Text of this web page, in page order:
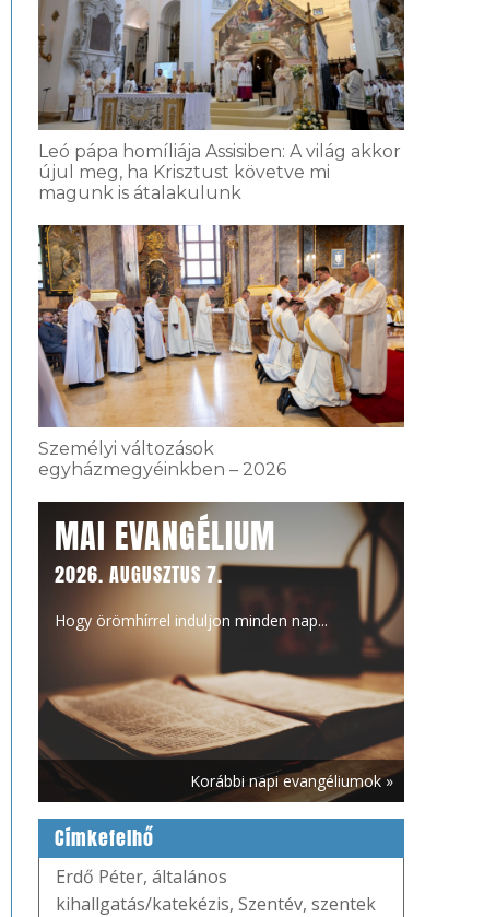
Leó pápa homíliája Assisiben: A világ akkor
újul meg, ha Krisztust követve mi
magunk is átalakulunk
Személyi változások
egyházmegyéinkben – 2026
MAI EVANGÉLIUM
2026. AUGUSZTUS 7.
Hogy örömhírrel induljon minden nap...
Korábbi napi evangéliumok »
Címkefelhő
Erdő Péter, általános
kihallgatás/katekézis, Szentév, szentek